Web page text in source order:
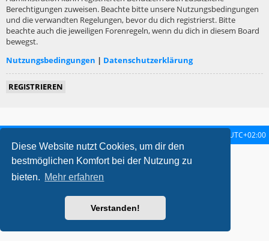
Diese Website nutzt Cookies, um dir den
bestmöglichen Komfort bei der Nutzung zu
bieten. Mehr erfahren
Verstanden!
Berechtigungen zuweisen. Beachte bitte unsere Nutzungsbedingungen
und die verwandten Regelungen, bevor du dich registrierst. Bitte
beachte auch die jeweiligen Forenregeln, wenn du dich in diesem Board
bewegst.
Nutzungsbedingungen | Datenschutzerklärung
REGISTRIEREN
UTC+02:00
metrolike style by Eric Seguin Updated for phpBB3.2 by
Powered byphpBB ® Forum Software © phpBB Limited
Deutsche Übersetzung durch